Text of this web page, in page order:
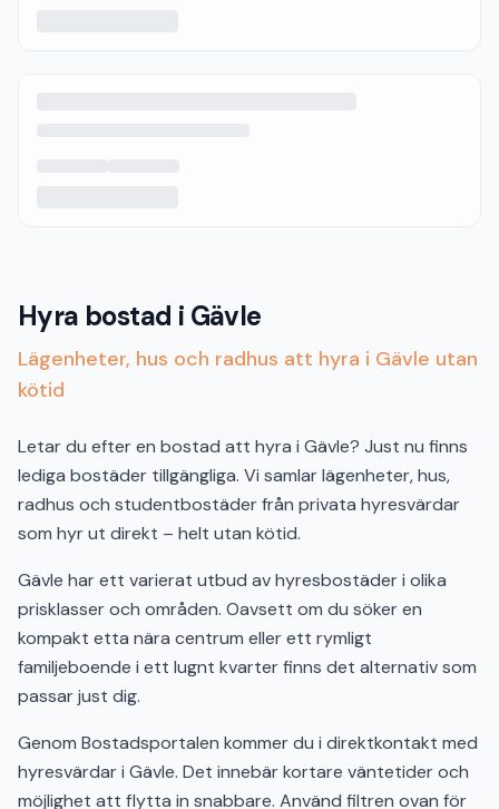
Hyra bostad i Gävle
Lägenheter, hus och radhus att hyra i Gävle utan
kötid
Letar du efter en bostad att hyra i Gävle? Just nu finns
lediga bostäder tillgängliga. Vi samlar lägenheter, hus,
radhus och studentbostäder från privata hyresvärdar
som hyr ut direkt – helt utan kötid.
Gävle har ett varierat utbud av hyresbostäder i olika
prisklasser och områden. Oavsett om du söker en
kompakt etta nära centrum eller ett rymligt
familjeboende i ett lugnt kvarter finns det alternativ som
passar just dig.
Genom Bostadsportalen kommer du i direktkontakt med
hyresvärdar i Gävle. Det innebär kortare väntetider och
möjlighet att flytta in snabbare. Använd filtren ovan för